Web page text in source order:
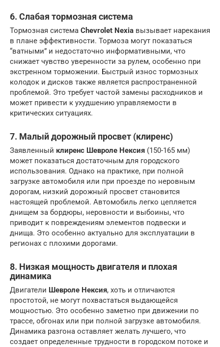
6. Слабая тормозная система
Тормозная система Chevrolet Nexia вызывает нарекания
в плане эффективности. Тормоза могут показаться
“ватными” и недостаточно информативными, что
снижает чувство уверенности за рулем, особенно при
экстренном торможении. Быстрый износ тормозных
колодок и дисков также является распространенной
проблемой. Это требует частой замены расходников и
может привести к ухудшению управляемости в
критических ситуациях.
7. Малый дорожный просвет (клиренс)
Заявленный клиренс Шевроле Нексия (150-165 мм)
может показаться достаточным для городского
использования. Однако на практике, при полной
загрузке автомобиля или при проезде по неровным
дорогам, низкий дорожный просвет становится
настоящей проблемой. Автомобиль легко цепляется
днищем за бордюры, неровности и выбоины, что
приводит к повреждениям элементов подвески и
днища. Это особенно актуально для эксплуатации в
регионах с плохими дорогами.
8. Низкая мощность двигателя и плохая
динамика
Двигатели Шевроле Нексия, хоть и отличаются
простотой, не могут похвастаться выдающейся
мощностью. Это особенно заметно при движении по
трассе, обгонах или при полной загрузке автомобиля.
Динамика разгона оставляет желать лучшего, что
создает определенные трудности в городском потоке и